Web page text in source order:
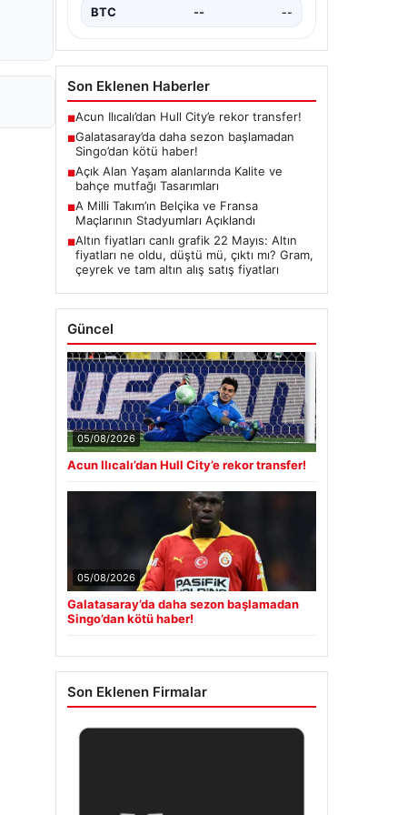
BTC -- --
Son Eklenen Haberler
■Acun Ilıcalı’dan Hull City’e rekor transfer!
■Galatasaray’da daha sezon başlamadan
Singo’dan kötü haber!
■Açık Alan Yaşam alanlarında Kalite ve
bahçe mutfağı Tasarımları
■A Milli Takım’ın Belçika ve Fransa
Maçlarının Stadyumları Açıklandı
■Altın fiyatları canlı grafik 22 Mayıs: Altın
fiyatları ne oldu, düştü mü, çıktı mı? Gram,
çeyrek ve tam altın alış satış fiyatları
Güncel
05/08/2026
Acun Ilıcalı’dan Hull City’e rekor transfer!
05/08/2026
Galatasaray’da daha sezon başlamadan
Singo’dan kötü haber!
Son Eklenen Firmalar